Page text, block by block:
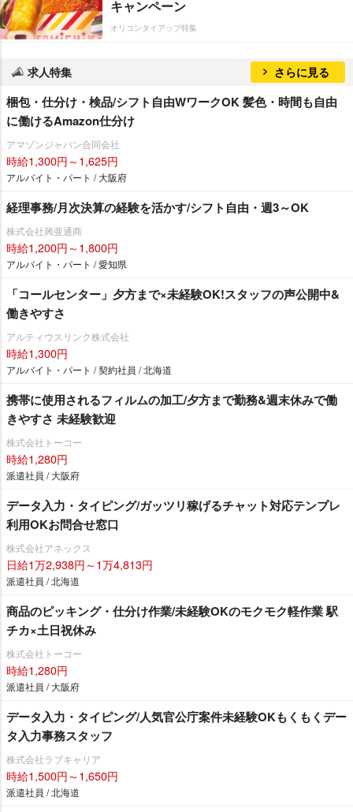
キャンペーン
オリコンタイアップ特集
求人特集 さらに見る
梱包・仕分け・検品/シフト自由WワークOK 髪色・時間も自由
に働けるAmazon仕分け
アマゾンジャパン合同会社
時給1,300円～1,625円
アルバイト・パート / 大阪府
経理事務/月次決算の経験を活かす/シフト自由・週3～OK
株式会社興亜通商
時給1,200円～1,800円
アルバイト・パート / 愛知県
「コールセンター」夕方まで×未経験OK!スタッフの声公開中&
働きやすさ
アルティウスリンク株式会社
時給1,300円
アルバイト・パート / 契約社員 / 北海道
携帯に使用されるフィルムの加工/夕方まで勤務&週末休みで働
きやすさ 未経験歓迎
株式会社トーコー
時給1,280円
派遣社員 / 大阪府
データ入力・タイピング/ガッツリ稼げるチャット対応テンプレ
利用OKお問合せ窓口
株式会社アネックス
日給1万2,938円～1万4,813円
派遣社員 / 北海道
商品のピッキング・仕分け作業/未経験OKのモクモク軽作業 駅
チカ×土日祝休み
株式会社トーコー
時給1,280円
派遣社員 / 大阪府
データ入力・タイピング/人気官公庁案件未経験OKもくもくデー
タ入力事務スタッフ
株式会社ラブキャリア
時給1,500円～1,650円
派遣社員 / 北海道